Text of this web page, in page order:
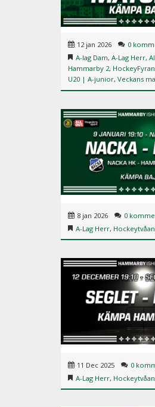
12 jan 2026
0
A-lag Dam, A-Lag Herr,
Hammarby 2, HockeyFyran
U20 | A-junior, Veckans
8 jan 2026
0
A-Lag Herr, Hockeytvåan
11 Dec 2025
0
A-Lag Herr, Hockeytvåan